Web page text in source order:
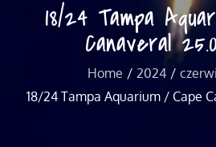
18/24 Tampa
Canaveral
Home 2024
18/24 Tampa Aquarium / Cape